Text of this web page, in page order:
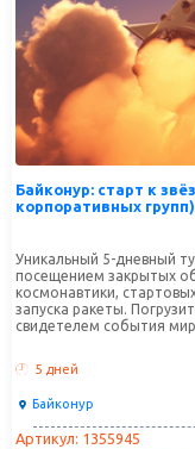
Байконур: старт к
корпоративных групп)
Уникальный 5-дневный
посещением закрытых
космонавтики,
запуска ракеты.
свидетелем события
5 дней
Байконур
Артикул: 1355945